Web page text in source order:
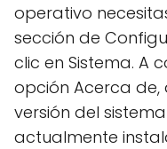
operativo
sección de
clic en Sistema. A
opción Acerca
versión del
actualmente